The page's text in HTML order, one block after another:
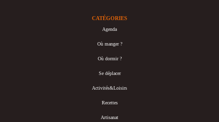
CATÉGORIES
Agenda
Où manger ?
Où dormir ?
Se déplacer
Activités&Loisirs
Recettes
Artisanat